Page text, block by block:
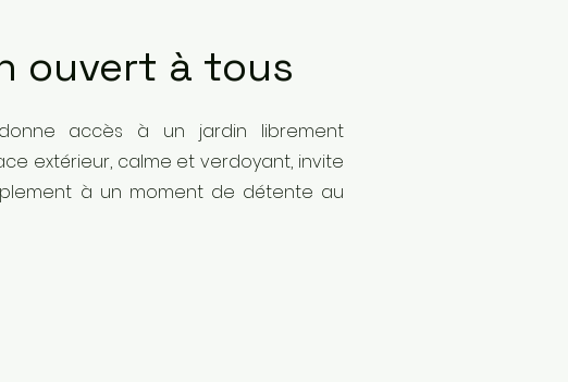
ouvert à tous
accès à un jardin librement
extérieur, calme et verdoyant, invite
à un moment de détente au